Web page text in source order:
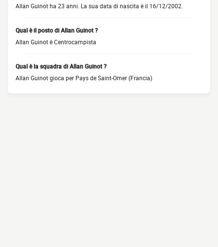
Allan Guinot ha 23 anni. La sua data di nascita è il 16/12/2002.
Qual è il posto di Allan Guinot ?
Allan Guinot è Centrocampista
Qual è la squadra di Allan Guinot ?
Allan Guinot gioca per Pays de Saint-Omer (Francia)